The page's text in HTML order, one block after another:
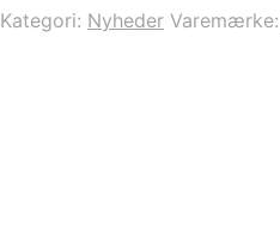
Kategori: Nyheder Varemærke: